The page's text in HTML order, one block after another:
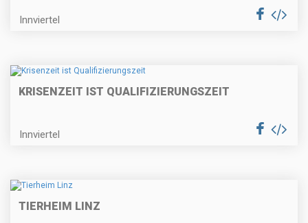
Innviertel
KRISENZEIT IST QUALIFIZIERUNGSZEIT
Innviertel
TIERHEIM LINZ